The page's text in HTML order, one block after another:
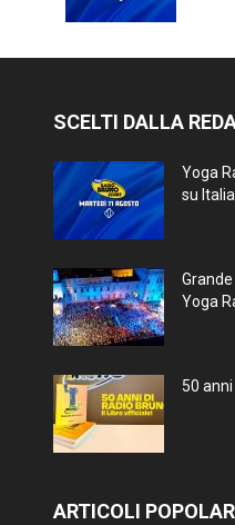
SCELTI DALLA
Yoga
su
Yoga
50
ARTICOLI